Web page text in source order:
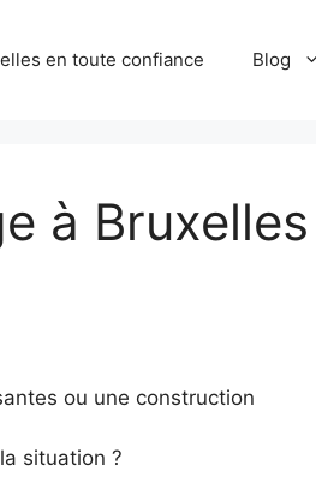
en toute confiance Blog
à Bruxelles
ou une construction
situation ?